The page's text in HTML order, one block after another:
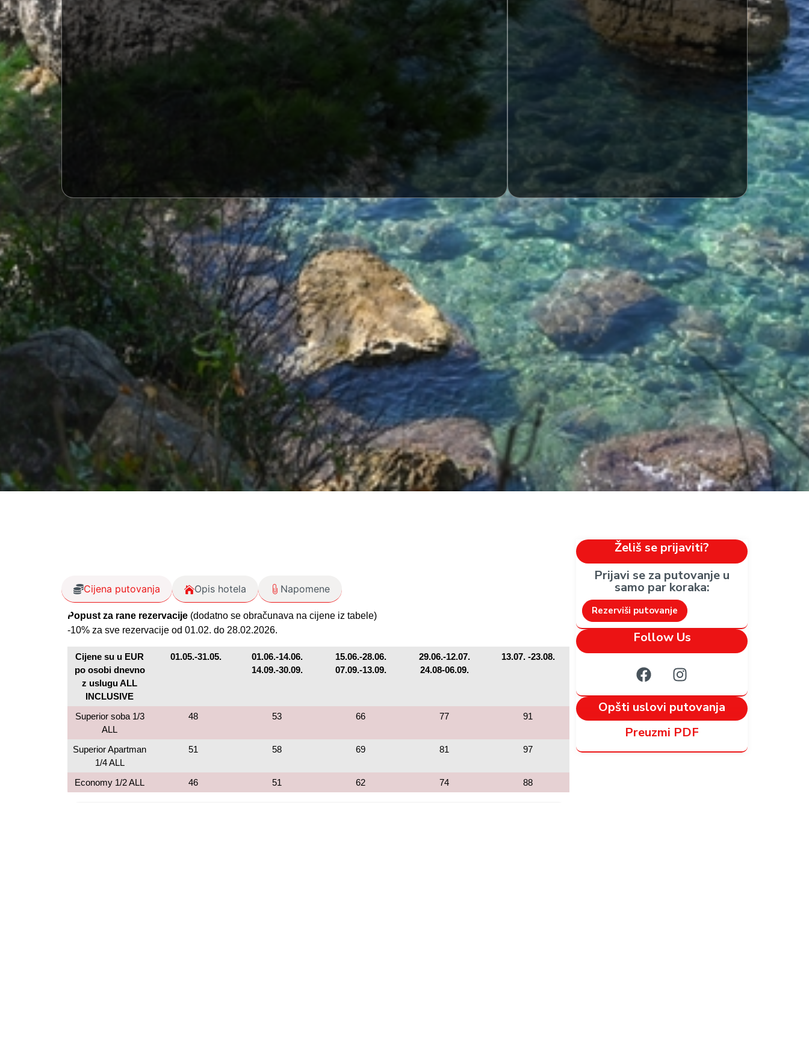
Cijena putovanja Opis hotela Napomene
Popust za rane rezervacije (dodatno se obračunava na cijene iz tabele)
-10% za sve rezervacije od 01.02. do 28.02.2026.
Cijene su u EUR
po osobi dnevno
z uslugu ALL
INCLUSIVE
01.05.-31.05.
01.06.-14.06.
14.09.-30.09.
15.06.-28.06.
07.09.-13.09.
29.06.-12.07.
24.08-06.09.
13.07. -23.08.
Superior soba 1/3
ALL
48 53 66 77 91
Superior Apartman
1/4 ALL
51 58 69 81 97
Economy 1/2 ALL 46 51 62 74 88
Želiš se prijaviti?
Prijavi se za putovanje u
samo par koraka:​
Rezerviši putovanje
Follow Us
Opšti uslovi putovanja
Preuzmi PDF